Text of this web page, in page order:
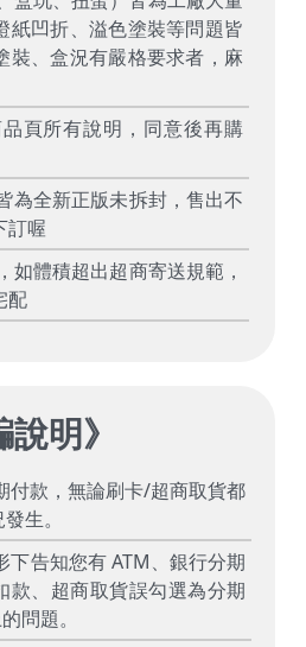
紙凹折、溢色塗裝等問題皆
裝、盒況有嚴格要求者，麻
頁所有說明，同意後再購
為全新正版未拆封，售出不
訂喔
如體積超出超商寄送規範，
配
說明》
付款，無論刷卡/超商取貨都
生。
下告知您有 ATM、銀行分期
款、超商取貨誤勾選為分期
問題。